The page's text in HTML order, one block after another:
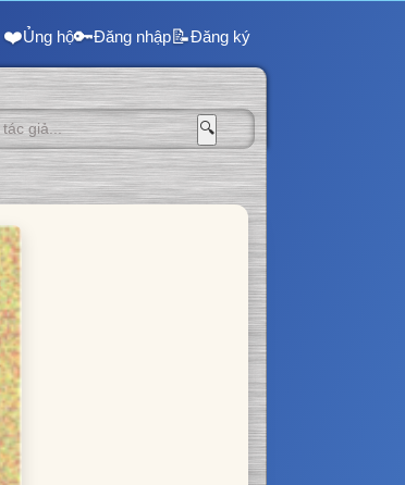
❤️Ủng hộ🔑Đăng nhập📝Đăng ký
🔍